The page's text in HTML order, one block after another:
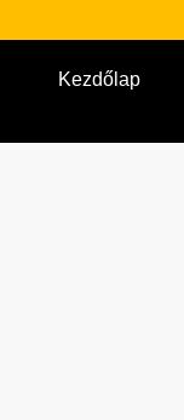
Kezdőlap